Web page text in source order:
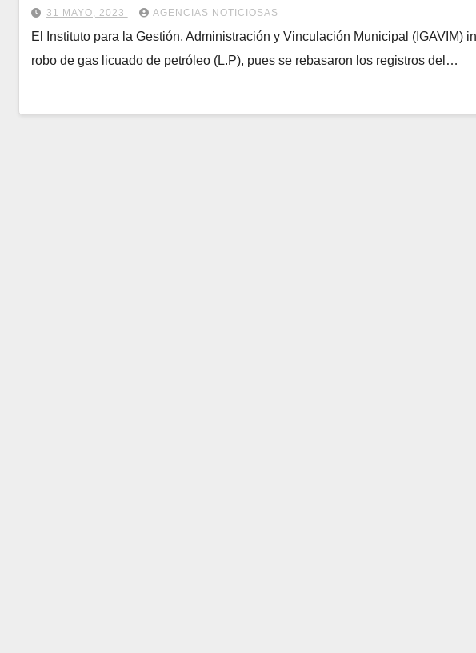
31 MAYO, 2023 AGENCIAS NOTICIOSAS
El Instituto para la Gestión, Administración y Vinculación Municipal (IGAVIM)
robo de gas licuado de petróleo (L.P), pues se rebasaron los registros del…